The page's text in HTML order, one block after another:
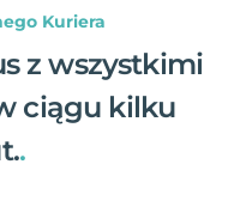
Kuriera
z wszystkimi
ciągu kilku
.